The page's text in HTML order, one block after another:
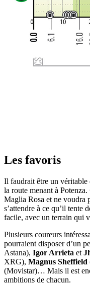
Les favoris
Il faudrait être un véritable
la route menant à Potenza.
Maglia Rosa et ne voudra
s’attendre à ce qu’il tente
facile, avec un terrain qui
Plusieurs coureurs
pourraient disposer d’un
Astana), Igor Arrieta et
XRG), Magnus Sheffield
(Movistar)… Mais il est
ambitions de chacun.